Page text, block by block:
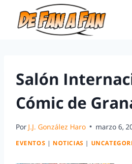
Salón
Cómic de
Por J.J. González Haro marzo 6,
EVENTOS | NOTICIAS |